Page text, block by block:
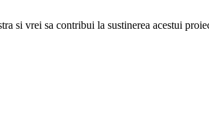
si vrei sa contribui la sustinerea acestui